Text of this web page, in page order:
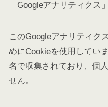
「Googleアナリティクス
このGoogleアナリティク
めにCookieを使用してい
名で収集されており、個
せん。